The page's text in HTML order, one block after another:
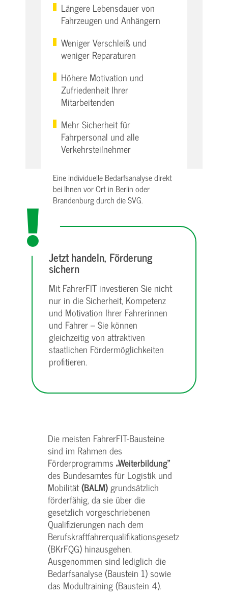
Längere Lebensdauer von
Fahrzeugen und Anhängern
Weniger Verschleiß und
weniger Reparaturen
Höhere Motivation und
Zufriedenheit Ihrer
Mitarbeitenden
Mehr Sicherheit für
Fahrpersonal und alle
Verkehrsteilnehmer
Eine individuelle Bedarfsanalyse direkt
bei Ihnen vor Ort in Berlin oder
Brandenburg durch die SVG.
Jetzt handeln, Förderung
sichern
Mit FahrerFIT investieren Sie nicht
nur in die Sicherheit, Kompetenz
und Motivation Ihrer Fahrerinnen
und Fahrer – Sie können
gleichzeitig von attraktiven
staatlichen Fördermöglichkeiten
profitieren.
Die meisten FahrerFIT-Bausteine
sind im Rahmen des
Förderprogramms „Weiterbildung“
des Bundesamtes für Logistik und
Mobilität(BALM)grundsätzlich
förderfähig, da sie über die
gesetzlich vorgeschriebenen
Qualifizierungen nach dem
Berufskraftfahrerqualifikationsgesetz
(BKrFQG) hinausgehen.
Ausgenommen sind lediglich die
Bedarfsanalyse (Baustein 1) sowie
das Modultraining (Baustein 4).